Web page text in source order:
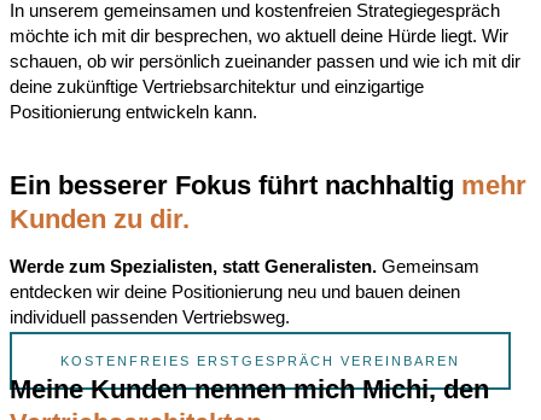
In unserem gemeinsamen und kostenfreien Strategiegespräch
möchte ich mit dir besprechen, wo aktuell deine Hürde liegt. Wir
schauen, ob wir persönlich zueinander passen und wie ich mit dir
deine zukünftige Vertriebsarchitektur und einzigartige
Positionierung entwickeln kann.
Ein besserer Fokus führt nachhaltig mehr
Kunden zu dir.
Werde zum Spezialisten, statt Generalisten. Gemeinsam
entdecken wir deine Positionierung neu und bauen deinen
individuell passenden Vertriebsweg.
KOSTENFREIES ERSTGESPRÄCH VEREINBAREN
Meine Kunden nennen mich Michi, den